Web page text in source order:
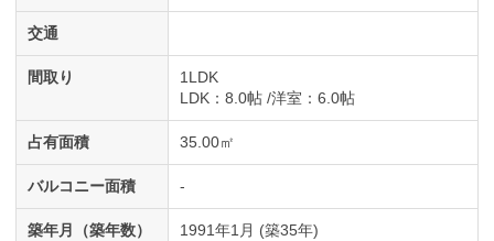
交通
間取り
1LDK
LDK ：8.0帖 洋室 ：6.0帖
占有面積 35.00㎡
バルコニー面積 -
築年月（築年数） 1991年1月 (築35年)